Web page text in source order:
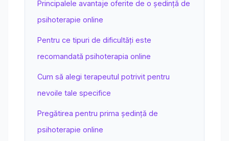
Principalele avantaje oferite de o ședință de
psihoterapie online
Pentru ce tipuri de dificultăți este
recomandată psihoterapia online
Cum să alegi terapeutul potrivit pentru
nevoile tale specifice
Pregătirea pentru prima ședință de
psihoterapie online